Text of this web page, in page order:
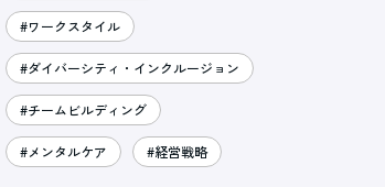
#ワークスタイル
#ダイバーシティ・インクルージョン
#チームビルディング
#メンタルケア #経営戦略